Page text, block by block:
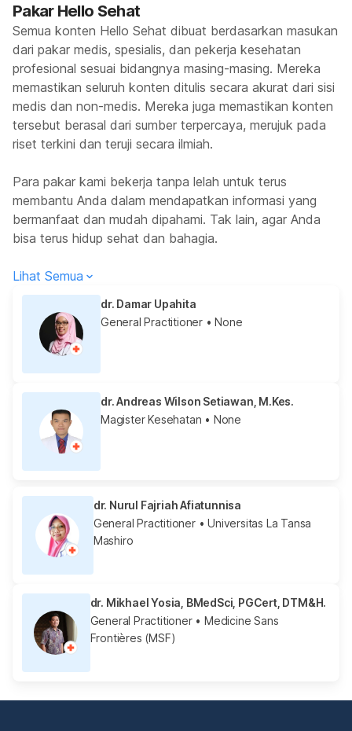
Pakar Hello Sehat
Semua konten Hello Sehat dibuat berdasarkan masukan
dari pakar medis, spesialis, dan pekerja kesehatan
profesional sesuai bidangnya masing-masing. Mereka
memastikan seluruh konten ditulis secara akurat dari sisi
medis dan non-medis. Mereka juga memastikan konten
tersebut berasal dari sumber terpercaya, merujuk pada
riset terkini dan teruji secara ilmiah.
Para pakar kami bekerja tanpa lelah untuk terus
membantu Anda dalam mendapatkan informasi yang
bermanfaat dan mudah dipahami. Tak lain, agar Anda
bisa terus hidup sehat dan bahagia.
Lihat Semua
dr. Damar Upahita
General Practitioner • None
dr. Andreas Wilson Setiawan, M.Kes.
Magister Kesehatan • None
dr. Nurul Fajriah Afiatunnisa
General Practitioner• Universitas La Tansa
Mashiro
dr. Mikhael Yosia, BMedSci, PGCert, DTM&H.
General Practitioner• Medicine Sans
Frontières (MSF)